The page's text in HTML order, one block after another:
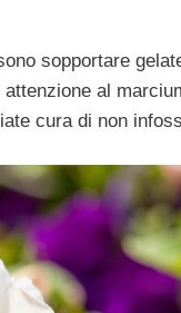
sopportare
al
cura di non